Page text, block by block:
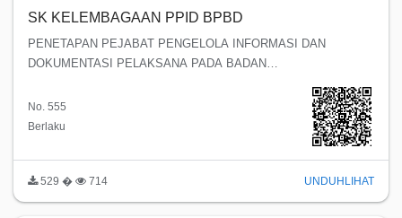
SK KELEMBAGAAN PPID BPBD
PENETAPAN PEJABAT PENGELOLA INFORMASI DAN
DOKUMENTASI PELAKSANA PADA BADAN
TEMANGGUNG
No. 555
Berlaku
529 � 714 UNDUHLIHAT